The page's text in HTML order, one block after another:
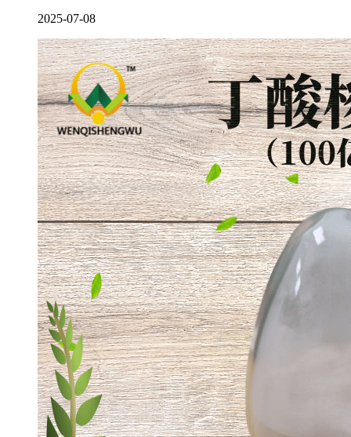
2025-07-08